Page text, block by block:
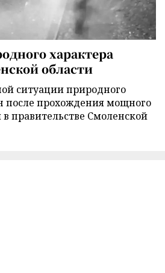
характера
области
ситуации природного
после прохождения мощного
правительстве Смоленской